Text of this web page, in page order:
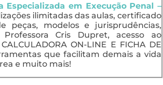
Especializada em Execução Penal –
ilimitadas das aulas, certificado
peças, modelos e jurisprudências,
Cris Dupret, acesso ao
ON-LINE E FICHA DE
que facilitam demais a vida
e muito mais!